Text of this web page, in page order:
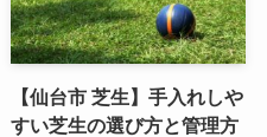
【仙台市 芝生】手入れしや
すい芝生の選び方と管理方